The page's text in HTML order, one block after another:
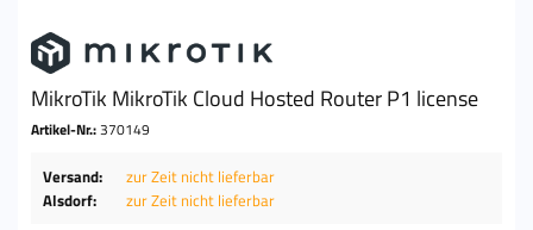
MikroTik MikroTik Cloud Hosted Router P1 license
Artikel-Nr.:370149
Versand:
zur Zeit nicht lieferbar
Alsdorf:
zur Zeit nicht lieferbar